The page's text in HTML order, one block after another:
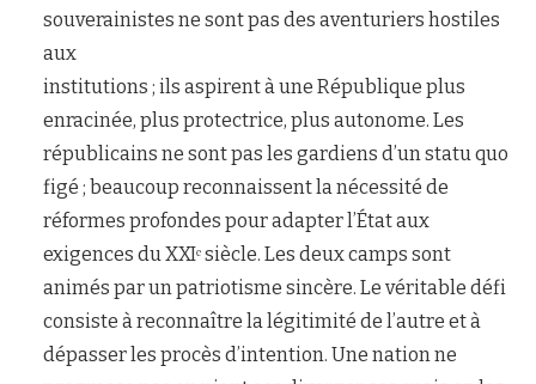
souverainistes ne sont pas des aventuriers hostiles
aux
institutions ; ils aspirent à une République plus
enracinée, plus protectrice, plus autonome. Les
républicains ne sont pas les gardiens d’un statu quo
figé ; beaucoup reconnaissent la nécessité de
réformes profondes pour adapter l’État aux
exigences du XXIᵉ siècle. Les deux camps sont
animés par un patriotisme sincère. Le véritable défi
consiste à reconnaître la légitimité de l’autre et à
dépasser les procès d’intention. Une nation ne